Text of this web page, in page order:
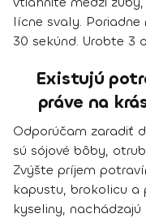
lícne svaly.
30 sekúnd. Urobte 3
Existujú
práve na
Odporúčam zaradiť
sú sójové bôby,
Zvýšte príjem
kapustu, brokolicu a
kyseliny,